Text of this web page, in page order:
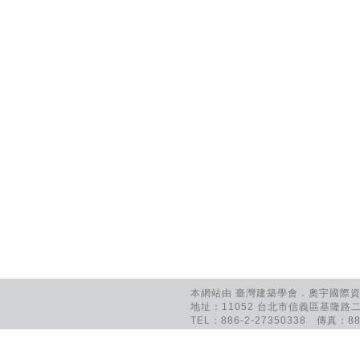
本網站由 臺灣建築學會．奧宇國
地址：11052 台北市信義區基隆路
TEL：886-2-27350338 傳真：